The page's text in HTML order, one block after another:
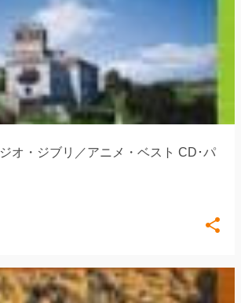
オ・ジブリ／アニメ・ベスト CD･パ